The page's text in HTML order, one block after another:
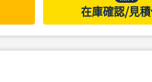
在庫確認/見